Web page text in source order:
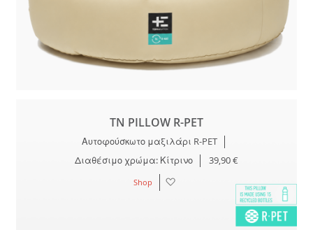
TN PILLOW R-PET
Αυτοφούσκωτο μαξιλάρι R-PET
Διαθέσιμο χρώμα: Κίτρινο
39,90 €
Shop